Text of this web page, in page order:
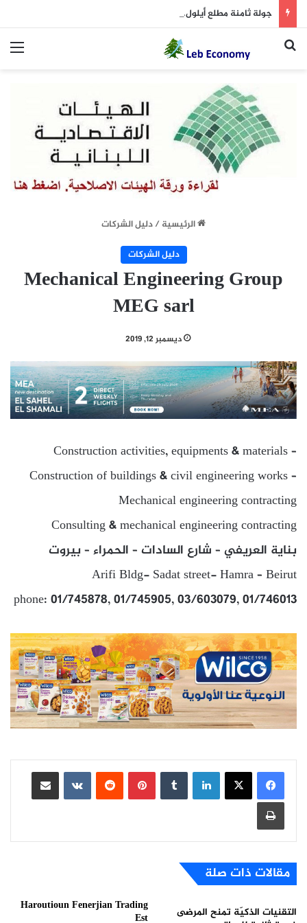
بحث عن
الرئيسية/دليل الشركات
دليل الشركات
Mechanical Engineering Group
MEG sarl
ديسمبر 12, 2019
Construction activities, equipments & materials –
Construction of buildings & civil engineering works –
Mechanical engineering contracting
Consulting & mechanical engineering contracting
بناية العريفي – شارع السادات – الحمراء – بيروت
Arifi Bldg- Sadat street- Hamra – Beirut
phone: 01/745878, 01/745905, 03/603079, 01/746013
لينكدإن بينتيريست
مشاركة عبر البريد
طباعة
مقالات ذات صلة
التقنيات الذكيّة تمنح المرضى
Haroutioun Fenerjian Trading
Est